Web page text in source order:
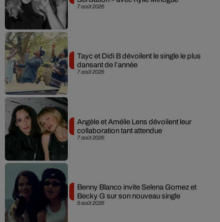
7 août 2026
7 août 2026
Tayc et Didi B dévoilent le single le plus
dansant de l’année
7 août 2026
Angèle et Amélie Lens dévoilent leur
collaboration tant attendue
5 août 2026
Benny Blanco invite Selena Gomez et
Becky G sur son nouveau single